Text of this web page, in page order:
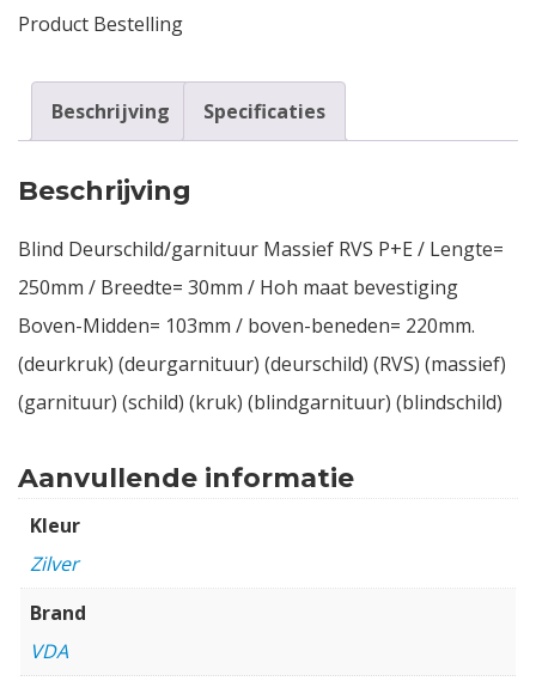
Product Bestelling
Beschrijving Specificaties
Beschrijving
Blind Deurschild/garnituur Massief RVS P+E / Lengte=
250mm / Breedte= 30mm / Hoh maat bevestiging
Boven-Midden= 103mm / boven-beneden= 220mm.
(deurkruk) (deurgarnituur) (deurschild) (RVS) (massief)
(garnituur) (schild) (kruk) (blindgarnituur) (blindschild)
Aanvullende informatie
Kleur
Zilver
Brand
VDA